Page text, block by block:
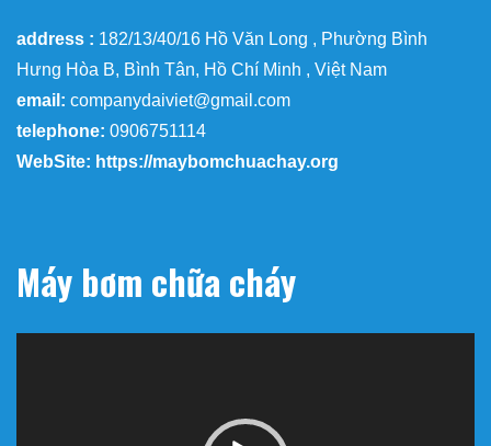
address : 182/13/40/16 Hồ Văn Long , Phường Bình
Hưng Hòa B, Bình Tân, Hồ Chí Minh , Việt Nam
email: companydaiviet@gmail.com
telephone: 0906751114
WebSite: https://maybomchuachay.org
Máy bơm chữa cháy